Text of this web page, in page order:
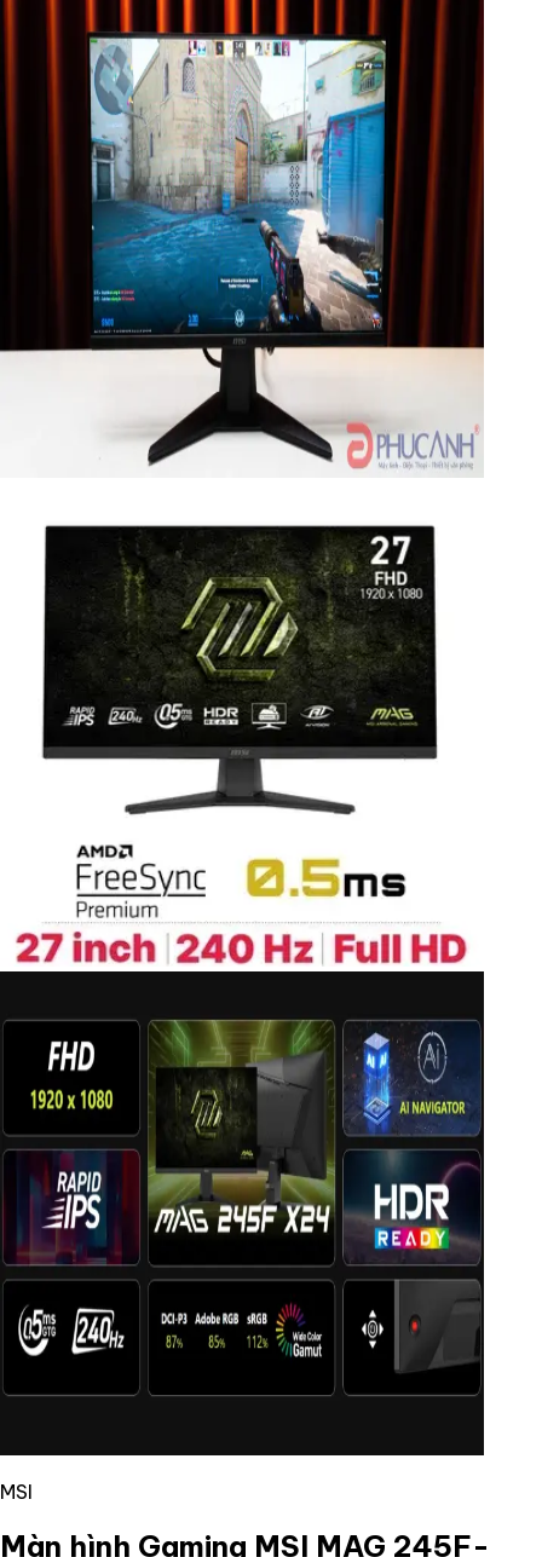
MSI
Màn hình Gaming MSI MAG 245F-